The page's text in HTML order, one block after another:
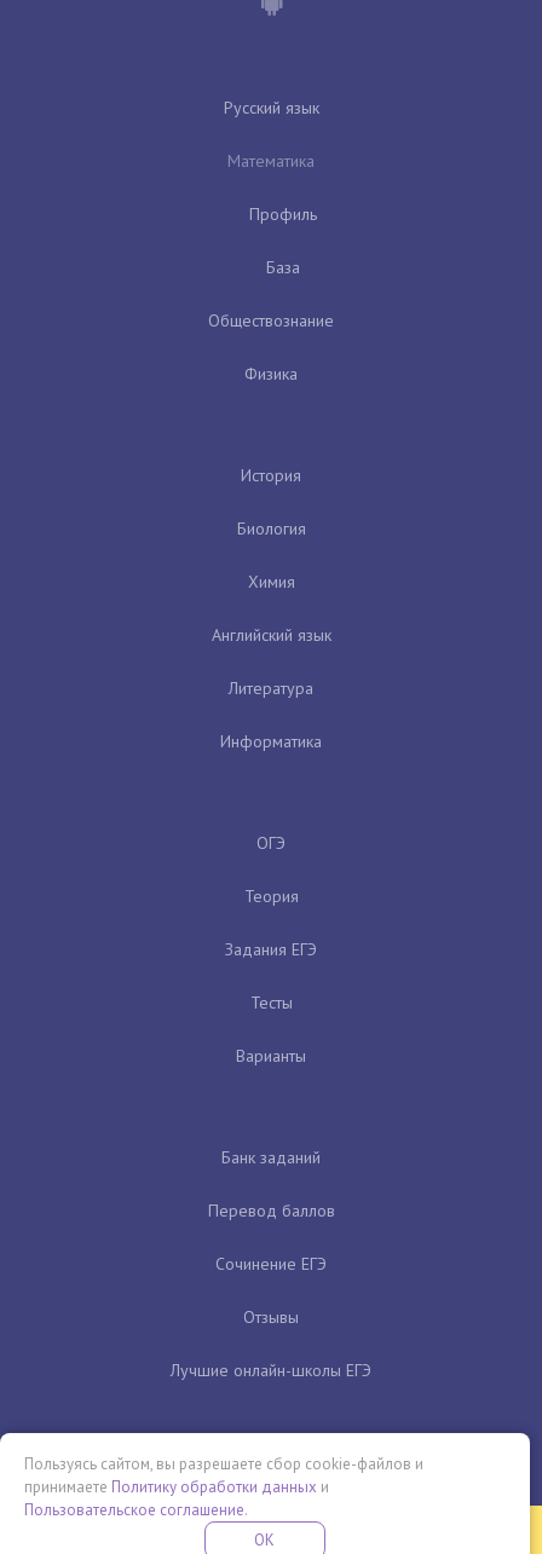
Русский язык
Математика
Профиль
База
Обществознание
Физика
История
Биология
Химия
Английский язык
Литература
Информатика
ОГЭ
Теория
Задания ЕГЭ
Тесты
Варианты
Банк заданий
Перевод баллов
Сочинение ЕГЭ
Отзывы
Лучшие онлайн-школы ЕГЭ
Бесплатная летняя школа
Пользуясь сайтом, вы разрешаете сбор cookie-файлов и
принимаете Политику обработки данных и
Пользовательское соглашение.
OK